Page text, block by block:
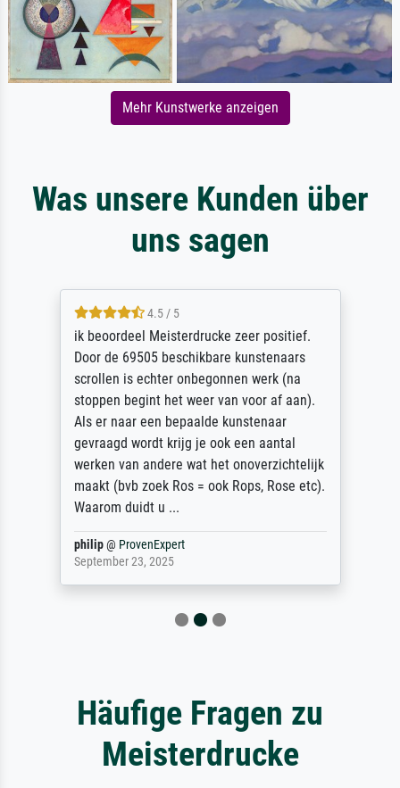
Mehr Kunstwerke anzeigen
Was unsere Kunden über
uns sagen
4.5 / 5
ik beoordeel Meisterdrucke zeer positief.
Door de 69505 beschikbare kunstenaars
scrollen is echter onbegonnen werk (na
stoppen begint het weer van voor af aan).
Als er naar een bepaalde kunstenaar
gevraagd wordt krijg je ook een aantal
werken van andere wat het onoverzichtelijk
maakt (bvb zoek Ros = ook Rops, Rose etc).
Waarom duidt u ...
philip@ ProvenExpert
September 23, 2025
Häufige Fragen zu
Meisterdrucke